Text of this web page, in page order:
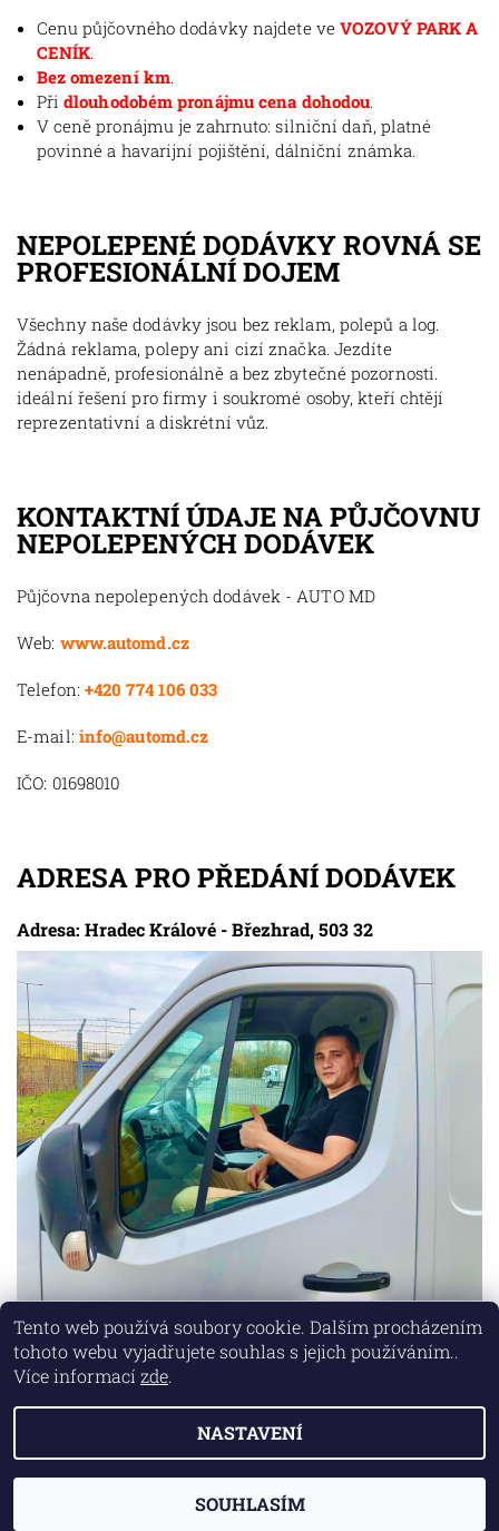
Cenu půjčovného dodávky najdete veVOZOVÝ PARK A
CENÍK.
Bez omezení km.
Při dlouhodobém pronájmu cena dohodou.
V ceně pronájmu je zahrnuto: silniční daň, platné
povinné a havarijní pojištění, dálniční známka.
NEPOLEPENÉ DODÁVKY ROVNÁ SE
PROFESIONÁLNÍ DOJEM
Všechny naše dodávky jsou bez reklam, polepů a log.
Žádná reklama, polepy ani cizí značka. Jezdíte
nenápadně, profesionálně a bez zbytečné pozornosti.
ideální řešení pro firmy i soukromé osoby, kteří chtějí
reprezentativní a diskrétní vůz.
KONTAKTNÍ ÚDAJE NA PŮJČOVNU
NEPOLEPENÝCH DODÁVEK
Půjčovna nepolepených dodávek - AUTO MD
Web: www.automd.cz
Telefon: +420 774 106 033
E-mail: info@automd.cz
IČO: 01698010
ADRESA PRO PŘEDÁNÍ DODÁVEK
Adresa: Hradec Králové - Březhrad, 503 32
Lokality Marketing zajišťuje společnost X-VISION
2026 © AUTO MD, všechna práva vyhrazena
Vytvořil Shoptet
Tento web používá soubory cookie. Dalším procházením
tohoto webu vyjadřujete souhlas s jejich používáním..
Více informací zde.
NASTAVENÍ
SOUHLASÍM